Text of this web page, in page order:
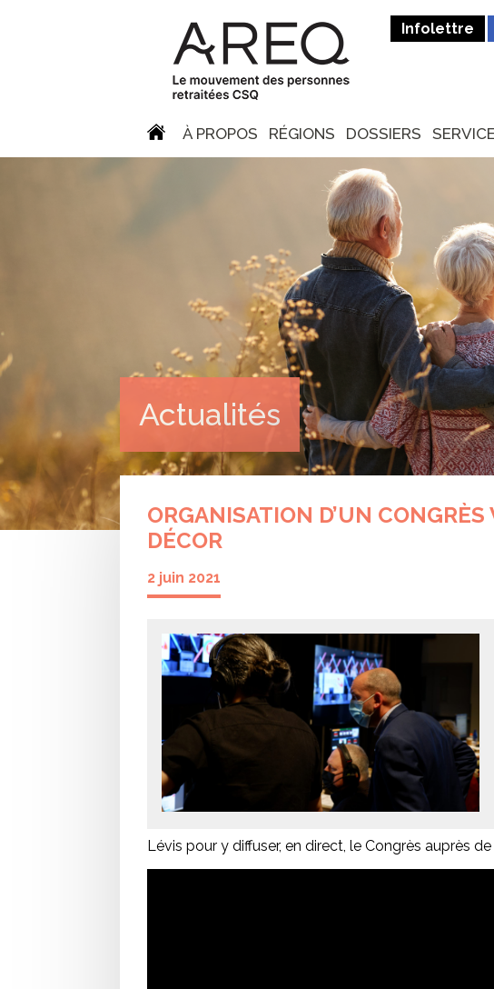
Infolettre
À PROPOS RÉGIONS DOSSIERS
Actualités
ORGANISATION D’UN CONGRÈS
DÉCOR
2 juin 2021
Lévis pour y diffuser, en direct, le Congrès auprès